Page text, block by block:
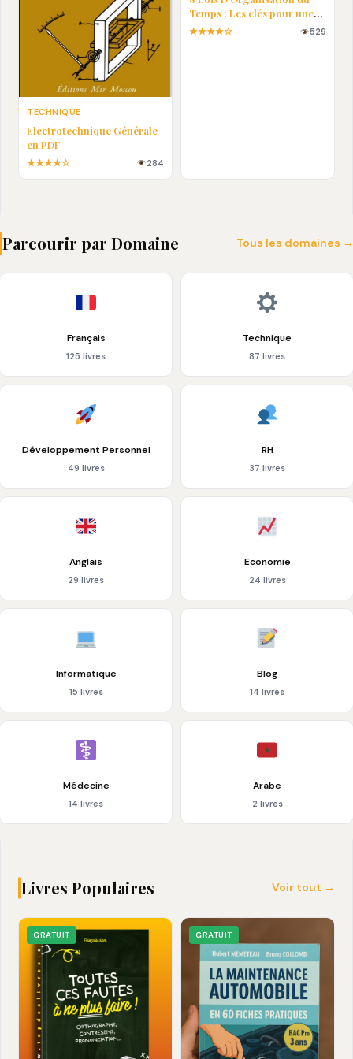
TECHNIQUE
Electrotechnique Générale
en PDF
★★★★☆ 284
Temps : Les clés pour une
vie plus efficace
★★★★☆ 529
Parcourir par Domaine Tous les domaines →
Français
125 livres
Technique
87 livres
Développement Personnel
49 livres
RH
37 livres
Anglais
29 livres
Economie
24 livres
Informatique
15 livres
Blog
14 livres
Médecine
14 livres
Arabe
2 livres
Livres Populaires Voir tout →
GRATUIT GRATUIT